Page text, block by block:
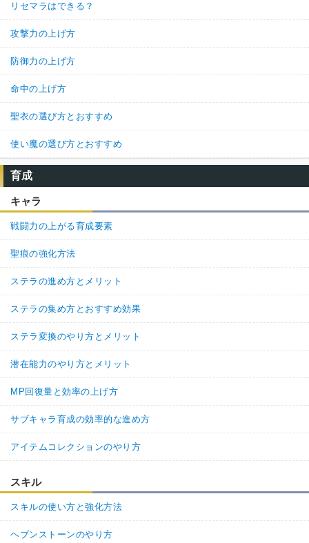
リセマラはできる？
攻撃力の上げ方
防御力の上げ方
命中の上げ方
聖衣の選び方とおすすめ
使い魔の選び方とおすすめ
育成
キャラ
戦闘力の上がる育成要素
聖痕の強化方法
ステラの進め方とメリット
ステラの集め方とおすすめ効果
ステラ変換のやり方とメリット
潜在能力のやり方とメリット
MP回復量と効率の上げ方
サブキャラ育成の効率的な進め方
アイテムコレクションのやり方
スキル
スキルの使い方と強化方法
ヘブンストーンのやり方